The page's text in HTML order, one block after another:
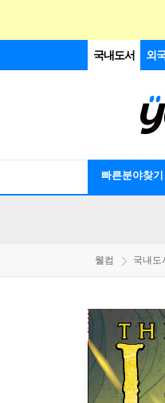
국내도서 외
빠른분야찾기
웰컴 국내도